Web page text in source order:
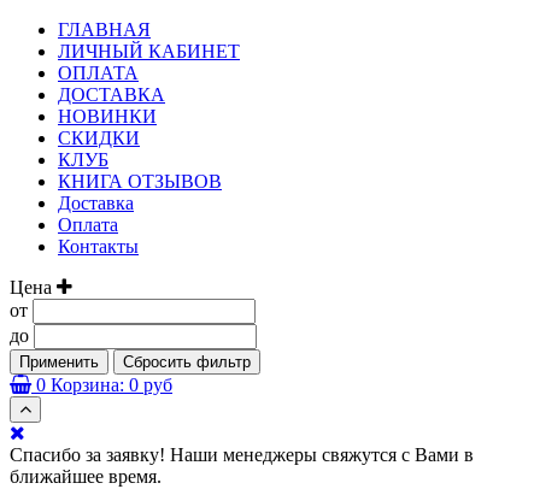
ГЛАВНАЯ
ЛИЧНЫЙ КАБИНЕТ
ОПЛАТА
ДОСТАВКА
НОВИНКИ
СКИДКИ
КЛУБ
КНИГА ОТЗЫВОВ
Доставка
Оплата
Контакты
Цена
от
до
Применить Сбросить фильтр
0 Корзина: 0 руб
Спасибо за заявку! Наши менеджеры свяжутся с Вами в
ближайшее время.